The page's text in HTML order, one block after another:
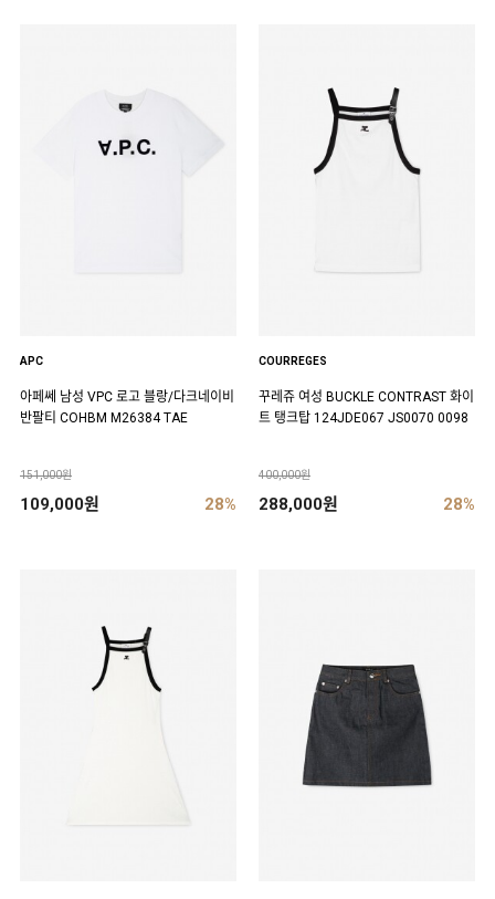
APC
아페쎄 남성 VPC 로고 블랑/다크네이비
반팔티 COHBM M26384 TAE
151,000원
109,000원 28%
COURREGES
꾸레쥬 여성 BUCKLE CONTRAST 화이
트 탱크탑 124JDE067 JS0070 0098
400,000원
288,000원 28%